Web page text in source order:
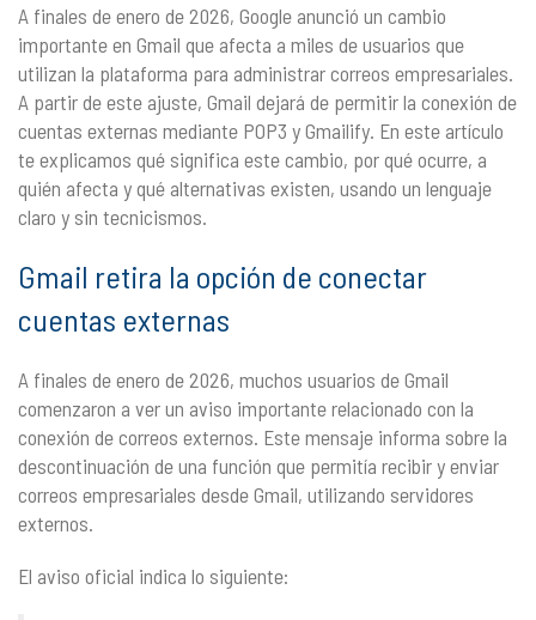
A finales de enero de 2026, Google anunció un cambio
importante en Gmail que afecta a miles de usuarios que
utilizan la plataforma para administrar correos empresariales.
A partir de este ajuste, Gmail dejará de permitir la conexión de
cuentas externas mediante POP3 y Gmailify. En este artículo
te explicamos qué significa este cambio, por qué ocurre, a
quién afecta y qué alternativas existen, usando un lenguaje
claro y sin tecnicismos.
Gmail retira la opción de conectar
cuentas externas
A finales de enero de 2026, muchos usuarios de Gmail
comenzaron a ver un aviso importante relacionado con la
conexión de correos externos. Este mensaje informa sobre la
descontinuación de una función que permitía recibir y enviar
correos empresariales desde Gmail, utilizando servidores
externos.
El aviso oficial indica lo siguiente: